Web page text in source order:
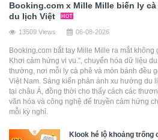
Booking.com x Mille Mille biến ly
du lịch Việt
13509 Views 06-08-2026
Booking.com bắt tay Mille Mille ra mắt
Khơi cảm hứng vi vu.”, chuyển hóa dữ liệu
thường, nơi mỗi ly cà phê và món bánh đều
Việt Nam. Sáng kiến phản ánh xu hướng du
tại châu Á, đồng thời cho thấy cách các
văn hóa và công nghệ để truyền cảm hứng
mỗi kỳ nghỉ.
Klook hé lộ khoảng trống